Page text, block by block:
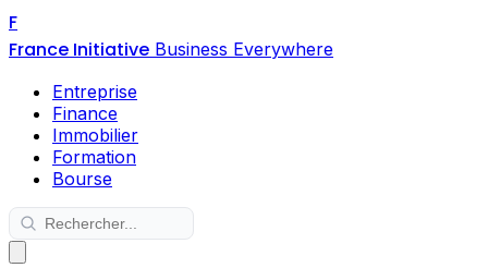
F
France Initiative Business Everywhere
Entreprise
Finance
Immobilier
Formation
Bourse